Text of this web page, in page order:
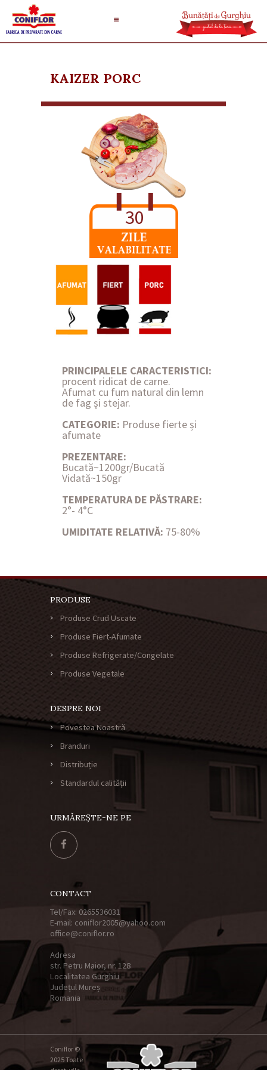
KAIZER PORC
30
PRINCIPALELE CARACTERISTICI:
procent ridicat de carne.
Afumat cu fum natural din lemn
de fag și stejar.
CATEGORIE: Produse fierte și
afumate
PREZENTARE:
Bucată~1200gr/Bucată
Vidată~150gr
TEMPERATURA DE PĂSTRARE:
2°- 4°C
UMIDITATE RELATIVĂ: 75-80%
PRODUSE
Produse Crud Uscate
Produse Fiert-Afumate
Produse Refrigerate/Congelate
Produse Vegetale
DESPRE NOI
Povestea Noastră
Branduri
Distribuție
Standardul calității
URMĂREȘTE-NE PE
CONTACT
Tel/Fax: 0265536031
E-mail: coniflor2005@yahoo.com
office@coniflor.ro
Adresa
str. Petru Maior, nr. 128
Localitatea Gurghiu
Județul Mureș
Romania
Coniflor ©
2025 Toate